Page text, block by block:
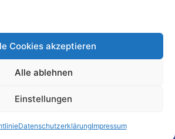
Cookies akzeptieren
Alle ablehnen
Einstellungen
DatenschutzerklärungImpressum
Widerrufsrecht